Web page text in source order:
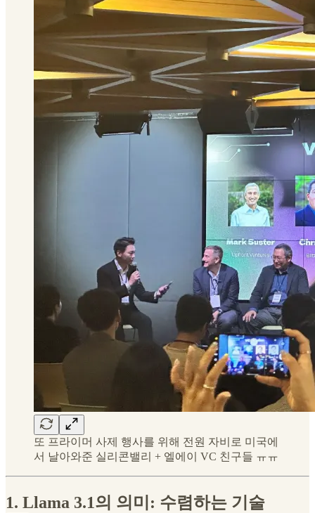
또 프라이머 사제 행사를 위해 전원 자비로 미국에
서 날아와준 실리콘밸리 + 엘에이 VC 친구들 ㅠㅠ
1. Llama 3.1의 의미: 수렴하는 기술